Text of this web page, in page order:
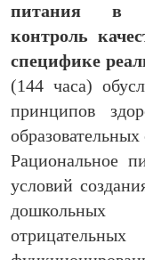
питания в
контроль
специфике
(144 часа)
принципов
Рациональное
условий
дошкольных